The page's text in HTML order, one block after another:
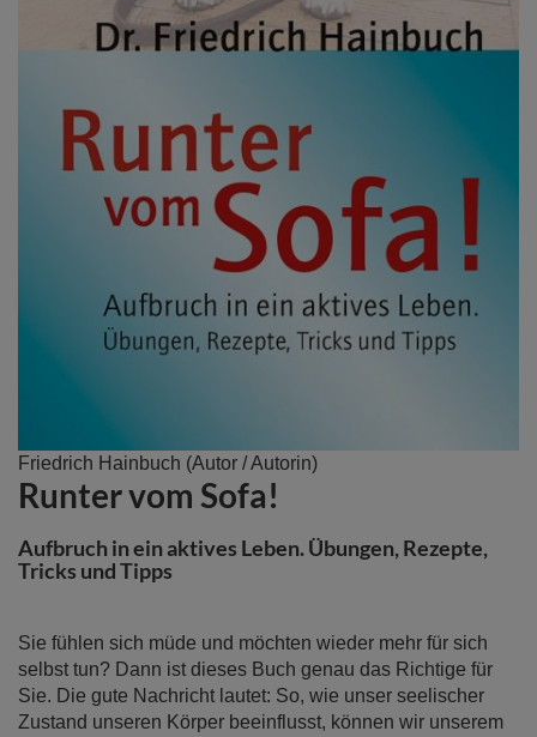
Friedrich Hainbuch (Autor / Autorin)
Runter vom Sofa!
Aufbruch in ein aktives Leben. Übungen, Rezepte,
Tricks und Tipps
Sie fühlen sich müde und möchten wieder mehr für sich
selbst tun? Dann ist dieses Buch genau das Richtige für
Sie. Die gute Nachricht lautet: So, wie unser seelischer
Zustand unseren Körper beeinflusst, können wir unserem
Zum
Anfang
der
Bildergalerie
springen